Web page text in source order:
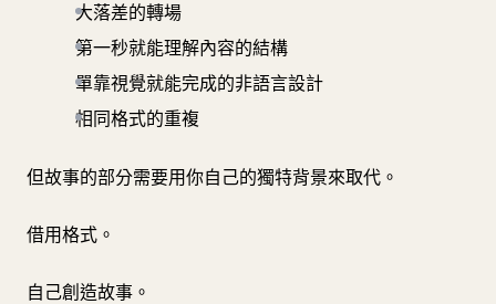
大落差的轉場
第一秒就能理解內容的結構
單靠視覺就能完成的非語言設計
相同格式的重複
但故事的部分需要用你自己的獨特背景來取代。
借用格式。
自己創造故事。